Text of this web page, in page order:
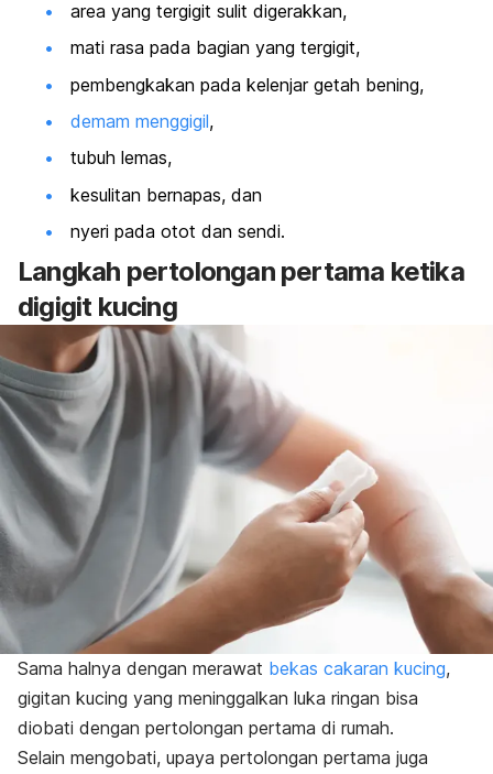
area yang tergigit sulit digerakkan,
mati rasa pada bagian yang tergigit,
pembengkakan pada kelenjar getah bening,
demam menggigil,
tubuh lemas,
kesulitan bernapas, dan
nyeri pada otot dan sendi.
Langkah pertolongan pertama ketika
digigit kucing
Sama halnya dengan merawat bekas cakaran kucing,
gigitan kucing yang meninggalkan luka ringan bisa
diobati dengan pertolongan pertama di rumah.
Selain mengobati, upaya pertolongan pertama juga